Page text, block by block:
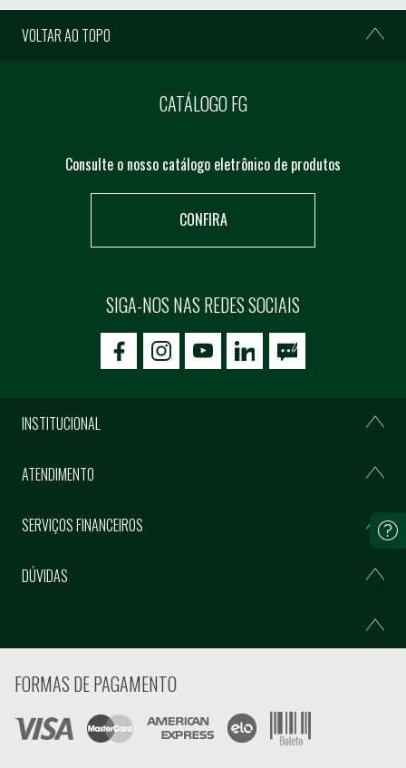
VOLTAR AO TOPO
CATÁLOGO FG
Consulte o nosso catálogo eletrônico de produtos
CONFIRA
SIGA-NOS NAS REDES SOCIAIS
icon-facebookicon-social02icon-social03
INSTITUCIONAL
ATENDIMENTO
SERVIÇOS FINANCEIROS
DÚVIDAS
FORMAS DE PAGAMENTO